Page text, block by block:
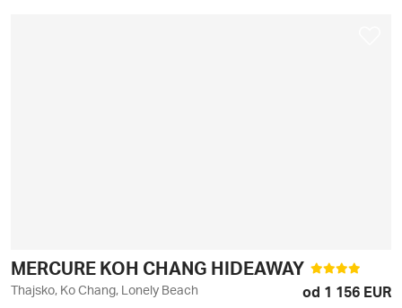
MERCURE KOH CHANG HIDEAWAY
Thajsko, Ko Chang, Lonely Beach od 1 156 EUR